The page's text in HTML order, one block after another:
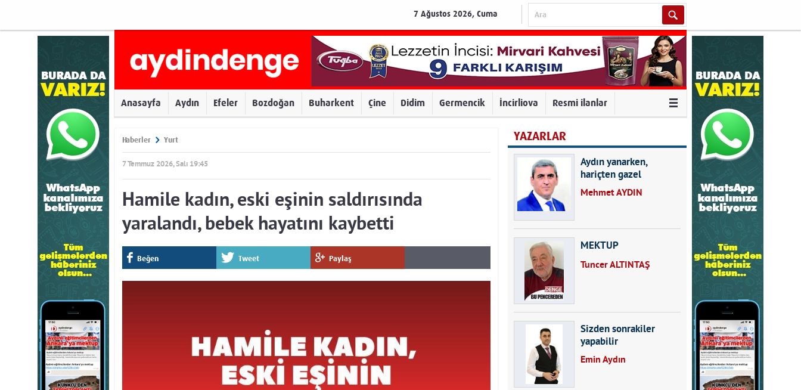
7 Ağustos 2026, Cuma
Anasayfa Aydın Efeler Bozdoğan Buharkent Çine Didim Germencik İncirliova Resmi ilanlar
Haberler Yurt
7 Temmuz 2026, Salı 19:45
Hamile kadın, eski eşinin saldırısında
yaralandı, bebek hayatını kaybetti
Beğen Tweet Paylaş
YAZARLAR
Aydın yanarken,
hariçten gazel
okuyarak kalpleri de
Mehmet AYDIN
MEKTUP
Tuncer ALTINTAŞ
Sizden sonrakiler
yapabilir
Emin Aydın